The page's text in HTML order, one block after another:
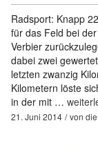
Radsport: Knapp
für das Feld bei
Verbier
dabei zwei
letzten zwanzig
Kilometern löste
in der mit …
21. Juni 2014 von